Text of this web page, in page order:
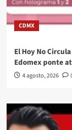
CDMX
El Hoy No
Edomex ponte
4 agosto, 2026